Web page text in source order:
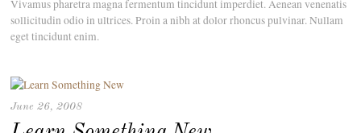
Vivamus pharetra magna fermentum tincidunt imperdiet. Aenean venenatis
sollicitudin odio in ultrices. Proin a nibh at dolor rhoncus pulvinar. Nullam
eget tincidunt enim.
June 26, 2008